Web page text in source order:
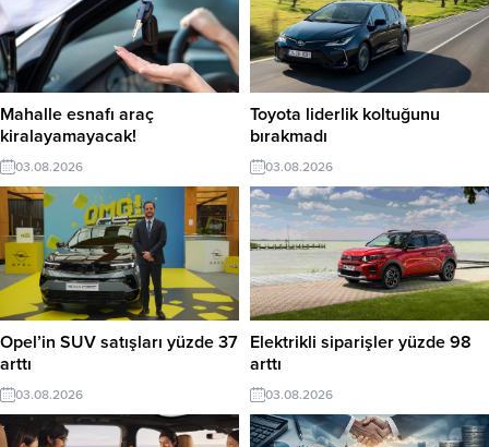
Mahalle esnafı araç
kiralayamayacak!
03.08.2026
Toyota liderlik koltuğunu
bırakmadı
03.08.2026
Opel’in SUV satışları yüzde 37
arttı
03.08.2026
Elektrikli siparişler yüzde 98
arttı
03.08.2026